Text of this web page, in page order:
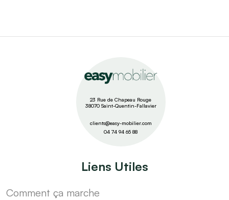
23 Rue de Chapeau Rouge
38070 Saint-Quentin-Fallavier
clients@easy-mobilier.com
04 74 94 65 88
Liens Utiles
Comment ça marche